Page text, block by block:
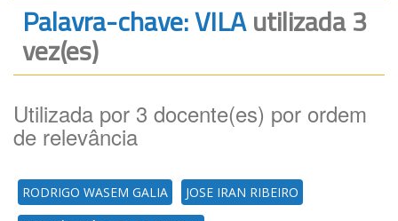
Legislação
Palavra-chave: VILAutilizada 3
vez(es)
Utilizada por 3 docente(es) por ordem
de relevância
RODRIGO WASEM GALIA JOSE IRAN RIBEIRO